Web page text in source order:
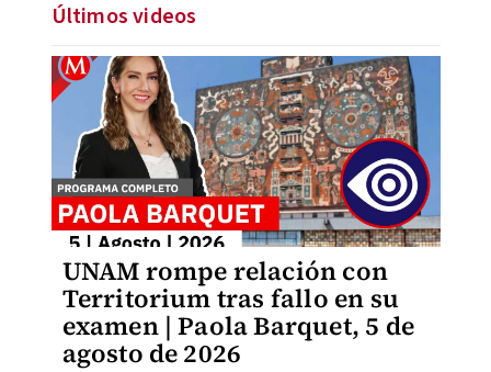
Últimos videos
UNAM rompe relación con
Territorium tras fallo en su
examen | Paola Barquet, 5 de
agosto de 2026